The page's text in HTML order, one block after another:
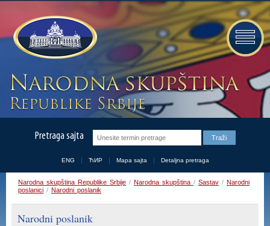
Pretraga sajta
ENG ЋИР Mapa sajta Detaljna pretraga
Narodna skupština Republike Srbije / Narodna skupština / Sastav / Narodni
poslanici / Narodni poslanik
Narodni poslanik